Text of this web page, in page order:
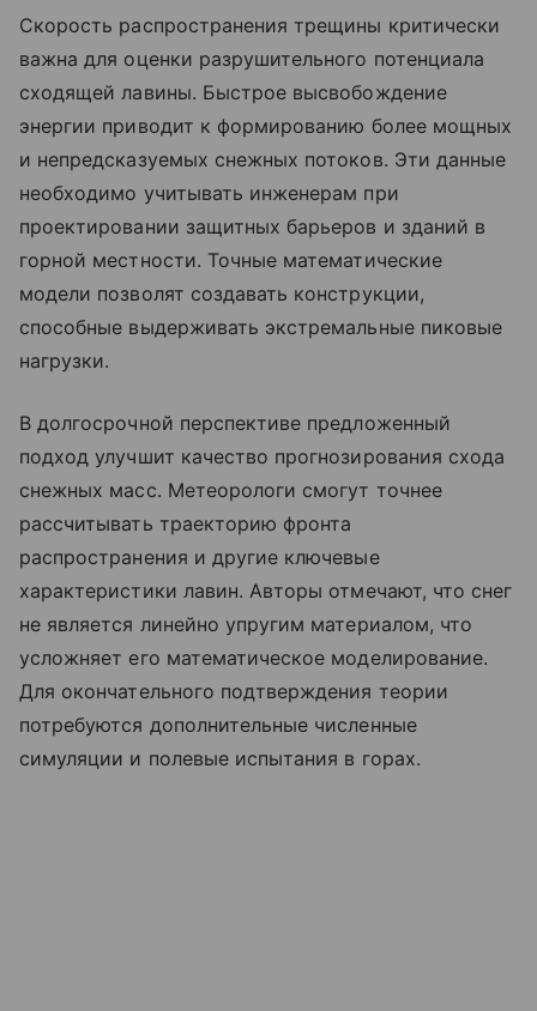
Скорость распространения трещины критически
важна для оценки разрушительного потенциала
сходящей лавины. Быстрое высвобождение
энергии приводит к формированию более мощных
и непредсказуемых снежных потоков. Эти данные
необходимо учитывать инженерам при
проектировании защитных барьеров и зданий в
горной местности. Точные математические
модели позволят создавать конструкции,
способные выдерживать экстремальные пиковые
нагрузки.
В долгосрочной перспективе предложенный
подход улучшит качество прогнозирования схода
снежных масс. Метеорологи смогут точнее
рассчитывать траекторию фронта
распространения и другие ключевые
характеристики лавин. Авторы отмечают, что снег
не является линейно упругим материалом, что
усложняет его математическое моделирование.
Для окончательного подтверждения теории
потребуются дополнительные численные
симуляции и полевые испытания в горах.